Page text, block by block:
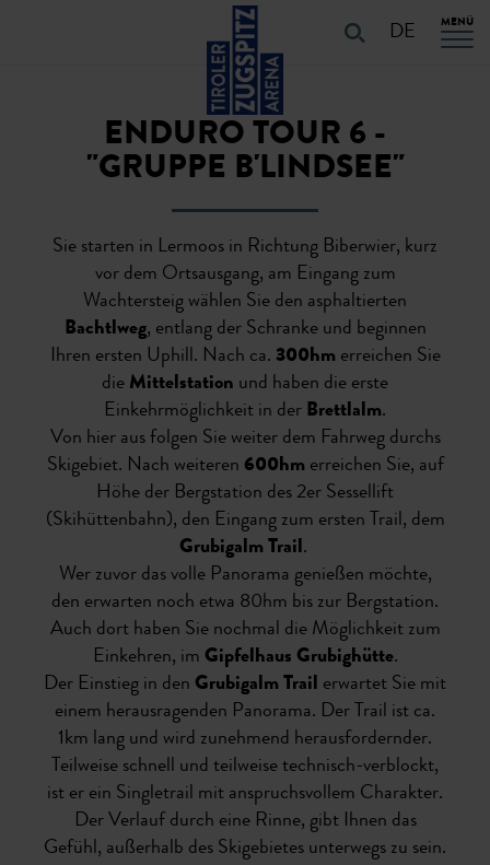
Zur Hauptnavigation springen
DE MENÜ
ENDURO TOUR 6 -
"GRUPPE B'LINDSEE"
Sie starten in Lermoos in Richtung Biberwier, kurz
vor dem Ortsausgang, am Eingang zum
Wachtersteig wählen Sie den asphaltierten
Bachtlweg, entlang der Schranke und beginnen
Ihren ersten Uphill. Nach ca. 300hm erreichen Sie
die Mittelstation und haben die erste
Einkehrmöglichkeit in der Brettlalm.
Von hier aus folgen Sie weiter dem Fahrweg durchs
Skigebiet. Nach weiteren 600hm erreichen Sie, auf
Höhe der Bergstation des 2er Sessellift
(Skihüttenbahn), den Eingang zum ersten Trail, dem
Grubigalm Trail.
Wer zuvor das volle Panorama genießen möchte,
den erwarten noch etwa 80hm bis zur Bergstation.
Auch dort haben Sie nochmal die Möglichkeit zum
Einkehren, im Gipfelhaus Grubighütte.
Der Einstieg in den Grubigalm Trail erwartet Sie mit
einem herausragenden Panorama. Der Trail ist ca.
1km lang und wird zunehmend herausfordernder.
Teilweise schnell und teilweise technisch-verblockt,
ist er ein Singletrail mit anspruchsvollem Charakter.
Der Verlauf durch eine Rinne, gibt Ihnen das
Gefühl, außerhalb des Skigebietes unterwegs zu sein.